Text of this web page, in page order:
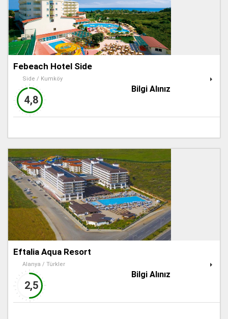
Febeach Hotel Side
Side / Kumköy
4,8
Bilgi Alınız
Eftalia Aqua Resort
Alanya / Türkler
2,5
Bilgi Alınız